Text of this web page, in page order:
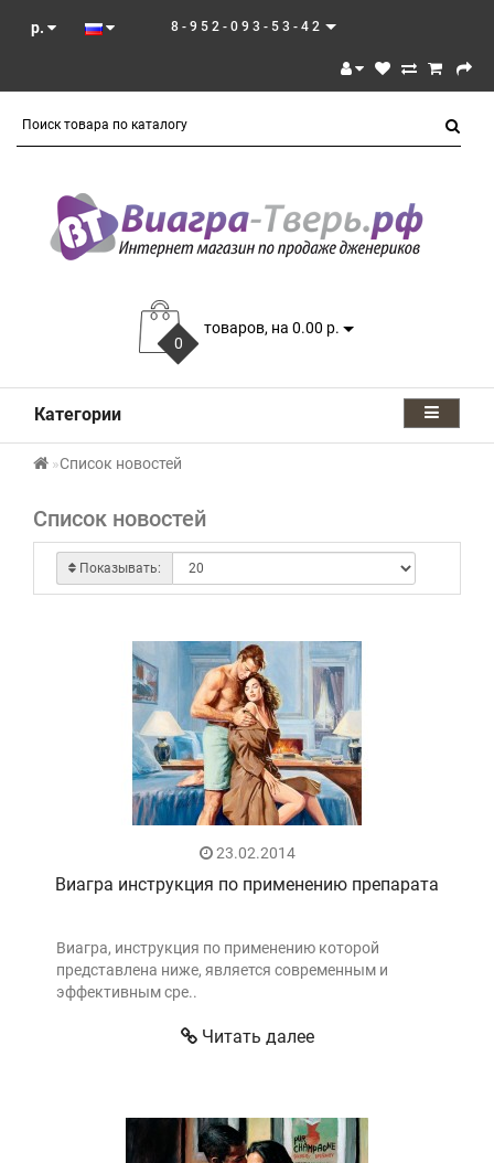
р. 8-952-093-53-42
0
товаров, на 0.00 р.
Категории
Список новостей
Список новостей
Показывать:
23.02.2014
Виагра инструкция по применению препарата
Виагра, инструкция по применению которой
представлена ниже, является современным и
эффективным сре..
Читать далее